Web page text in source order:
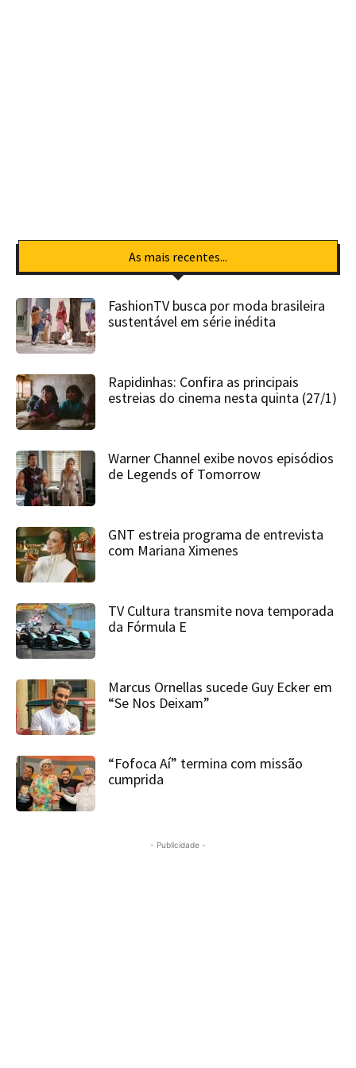
As mais recentes...
FashionTV busca por moda brasileira
sustentável em série inédita
Rapidinhas: Confira as principais
estreias do cinema nesta quinta (27/1)
Warner Channel exibe novos episódios
de Legends of Tomorrow
GNT estreia programa de entrevista
com Mariana Ximenes
TV Cultura transmite nova temporada
da Fórmula E
Marcus Ornellas sucede Guy Ecker em
“Se Nos Deixam”
“Fofoca Aí” termina com missão
cumprida
- Publicidade -